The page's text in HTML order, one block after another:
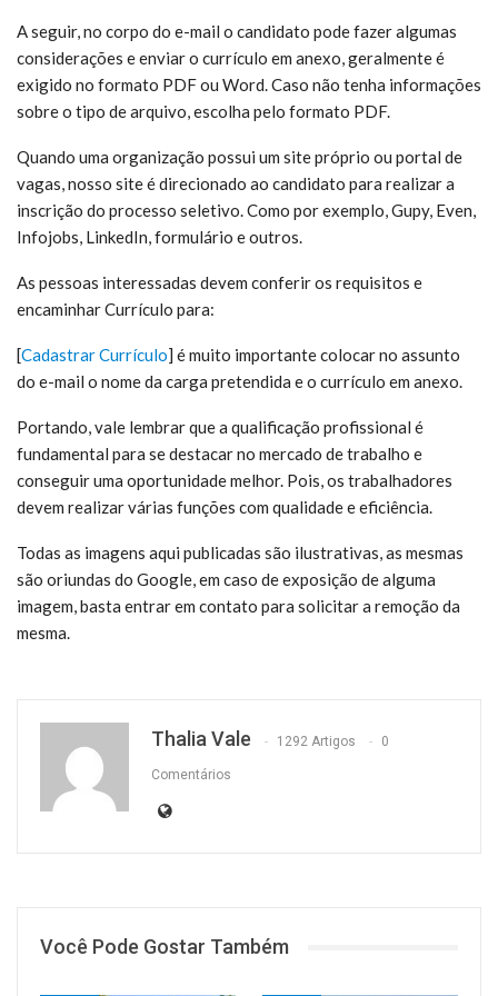
A seguir, no corpo do e-mail o candidato pode fazer algumas
considerações e enviar o currículo em anexo, geralmente é
exigido no formato PDF ou Word. Caso não tenha informações
sobre o tipo de arquivo, escolha pelo formato PDF.
Quando uma organização possui um site próprio ou portal de
vagas, nosso site é direcionado ao candidato para realizar a
inscrição do processo seletivo. Como por exemplo, Gupy, Even,
Infojobs, LinkedIn, formulário e outros.
As pessoas interessadas devem conferir os requisitos e
encaminhar Currículo para:
[Cadastrar Currículo] é muito importante colocar no assunto
do e-mail o nome da carga pretendida e o currículo em anexo.
Portando, vale lembrar que a qualificação profissional é
fundamental para se destacar no mercado de trabalho e
conseguir uma oportunidade melhor. Pois, os trabalhadores
devem realizar várias funções com qualidade e eficiência.
Todas as imagens aqui publicadas são ilustrativas, as mesmas
são oriundas do Google, em caso de exposição de alguma
imagem, basta entrar em contato para solicitar a remoção da
mesma.
Thalia Vale 1292 Artigos 0
Comentários
Você Pode Gostar Também